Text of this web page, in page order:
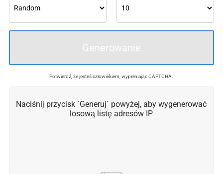
Generowanie
Potwierdź, że jesteś człowiekiem, wypełniając CAPTCHA.